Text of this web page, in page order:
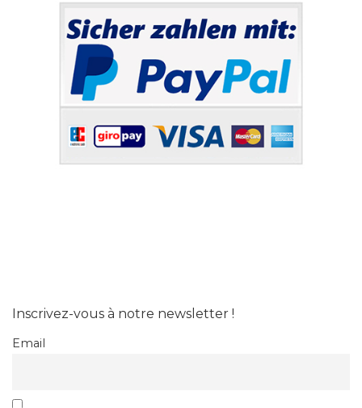
Inscrivez-vous à notre newsletter !
Email